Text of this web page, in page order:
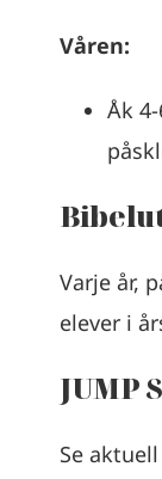
Våren:
Åk
Varje år,
elever i
JUMP
Se